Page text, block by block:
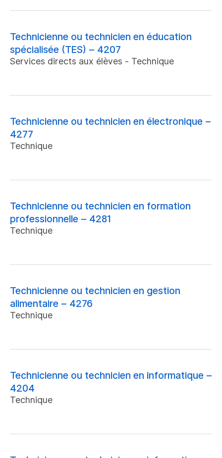
Technicienne ou technicien en éducation
spécialisée (TES) – 4207
Services directs aux élèves - Technique
Technicienne ou technicien en électronique –
4277
Technique
Technicienne ou technicien en formation
professionnelle – 4281
Technique
Technicienne ou technicien en gestion
alimentaire – 4276
Technique
Technicienne ou technicien en informatique –
4204
Technique